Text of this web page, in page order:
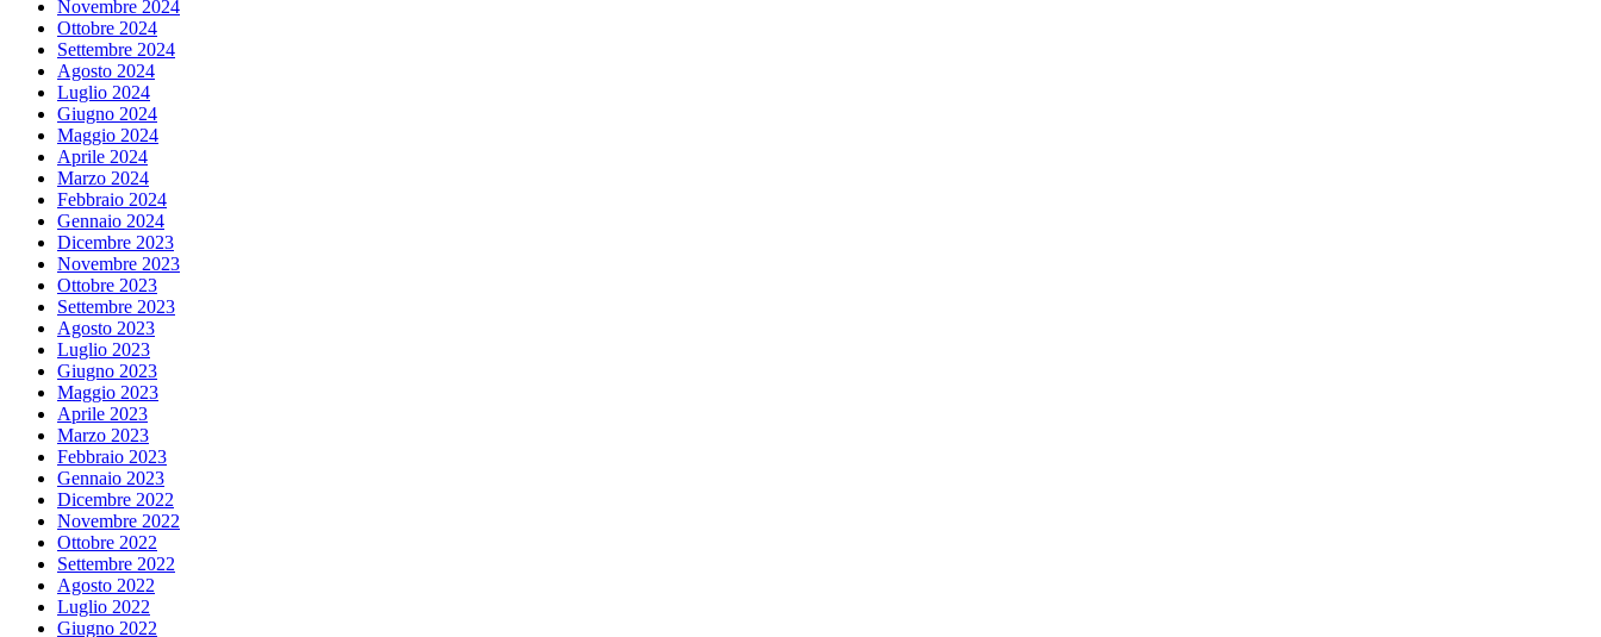
Novembre 2024
Ottobre 2024
Settembre 2024
Agosto 2024
Luglio 2024
Giugno 2024
Maggio 2024
Aprile 2024
Marzo 2024
Febbraio 2024
Gennaio 2024
Dicembre 2023
Novembre 2023
Ottobre 2023
Settembre 2023
Agosto 2023
Luglio 2023
Giugno 2023
Maggio 2023
Aprile 2023
Marzo 2023
Febbraio 2023
Gennaio 2023
Dicembre 2022
Novembre 2022
Ottobre 2022
Settembre 2022
Agosto 2022
Luglio 2022
Giugno 2022